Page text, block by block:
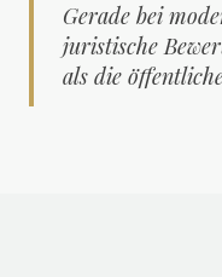
Gerade bei
juristische
als die